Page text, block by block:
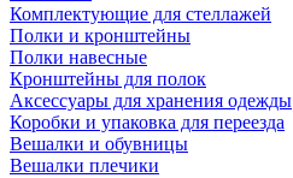
Комплектующие для стеллажей
Полки и кронштейны
Полки навесные
Кронштейны для полок
Аксессуары для хранения одежды
Коробки и упаковка для переезда
Вешалки и обувницы
Вешалки плечики